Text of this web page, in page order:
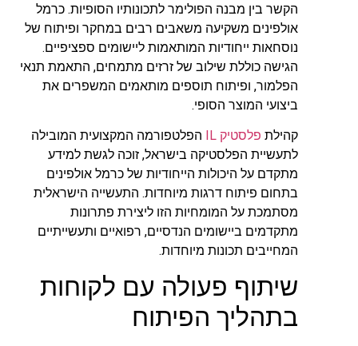
הקשר בין מבנה הפולימר לתכונותיו הסופיות. כרמל
אולפינים משקיעה משאבים רבים במחקר ופיתוח של
נוסחאות ייחודיות המותאמות ליישומים ספציפיים.
הגישה כוללת שילוב של זרזים מתמחים, התאמת תנאי
הפלמור, ופיתוח תוספים מותאמים המשפרים את
ביצועי המוצר הסופי.
קהילת פלסטיק IL
הפלטפורמה המקצועית המובילה
לתעשיית הפלסטיקה בישראל, זוכה לגשת למידע
מתקדם על היכולות הייחודיות של כרמל אולפינים
בתחום פיתוח דרגות מיוחדות. התעשייה הישראלית
מסתמכת על המומחיות הזו ליצירת פתרונות
מתקדמים ביישומים הנדסיים, רפואיים ותעשייתיים
המחייבים תכונות מיוחדות.
שיתוף פעולה עם לקוחות
בתהליך הפיתוח